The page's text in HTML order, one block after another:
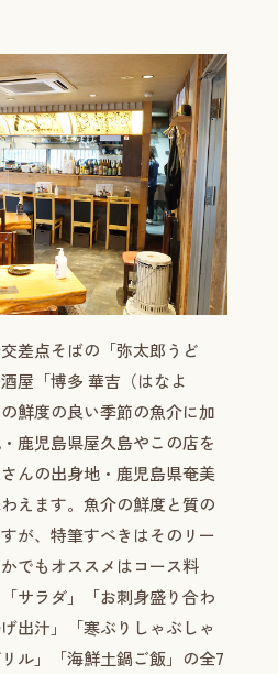
差点そばの「弥太郎うど
屋「博多 華吉（はなよ
鮮度の良い季節の魚介に加
鹿児島県屋久島やこの店を
んの出身地・鹿児島県奄美
えます。魚介の鮮度と質の
が、特筆すべきはそのリー
でもオススメはコース料
サラダ」「お刺身盛り合わ
出汁」「寒ぶりしゃぶしゃ
ル」「海鮮土鍋ご飯」の全7